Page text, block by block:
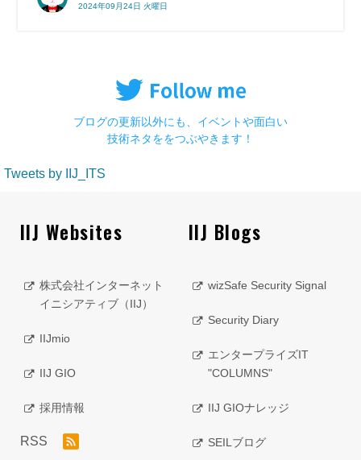
2024年09月24日 火曜日
ブログの更新以外にも、イベントや面白い
技術ネタををつぶやきます！
Tweets by IIJ_ITS
IIJ Websites
株式会社インターネット
イニシアティブ（IIJ）
IIJmio
IIJ GIO
採用情報
RSS
IIJ Blogs
wizSafe Security Signal
Security Diary
エンタープライズIT
"COLUMNS"
IIJ GIOナレッジ
SEILブログ